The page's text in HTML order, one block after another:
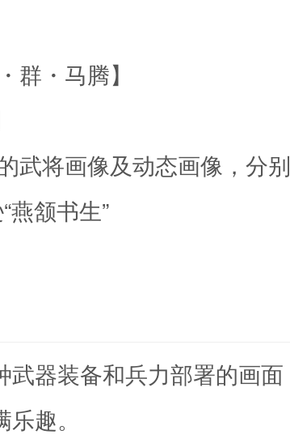
群・马腾】
武将画像及动态画像，分别
燕颔书生”
器装备和兵力部署的画面
趣。